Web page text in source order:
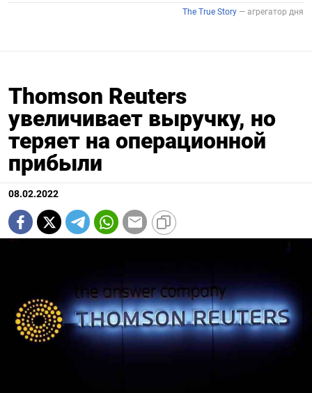
Thomson Reuters
увеличивает выручку, но
теряет на операционной
прибыли
08.02.2022